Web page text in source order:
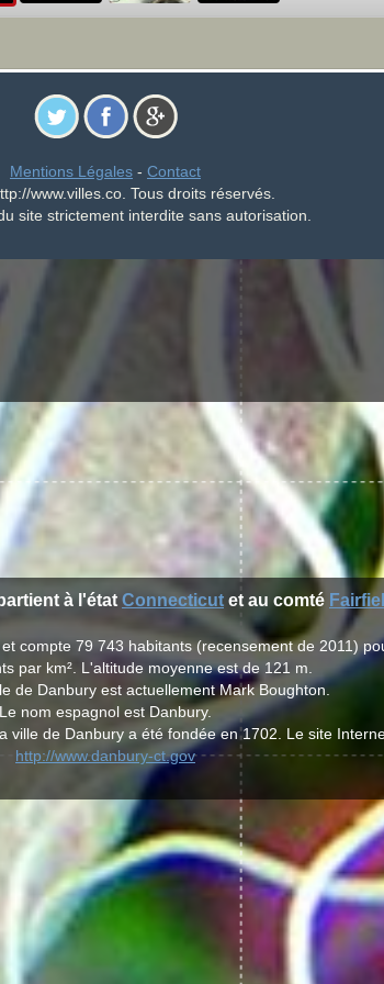
Mentions Légales - Contact
www.villes.co. Tous droits réservés.
site strictement interdite sans autorisation.
à l'état Connecticut et au comté
compte 79 743 habitants (recensement de 2011)
par km². L'altitude moyenne est de 121 m.
de Danbury est actuellement Mark Boughton.
Le nom espagnol est Danbury.
ville de Danbury a été fondée en 1702. Le site
http://www.danbury-ct.gov